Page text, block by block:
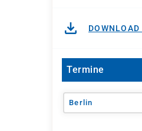
DOWNLOAD
Termine
Berlin